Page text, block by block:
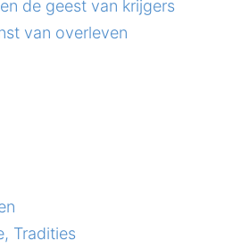
de geest van krijgers
van overleven
Tradities